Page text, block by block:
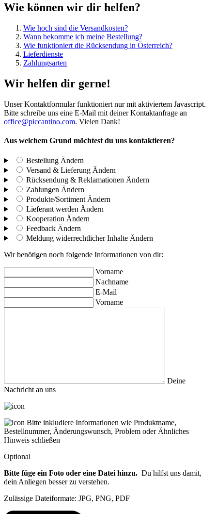
Wie können wir dir helfen?
Wie hoch sind die Versandkosten?
Wann bekomme ich meine Bestellung?
Wie funktioniert die Rücksendung in Österreich?
Lieferdienste
Zahlungsarten
Wir helfen dir gerne!
Unser Kontaktformular funktioniert nur mit aktiviertem Javascript.
Bitte schreibe uns eine E-Mail mit deiner Kontaktanfrage an
office@piccantino.com. Vielen Dank!
Aus welchem Grund möchtest du uns kontaktieren?
Bestellung Ändern
Versand & Lieferung Ändern
Rücksendung & Reklamationen Ändern
Zahlungen Ändern
Produkte/Sortiment Ändern
Lieferant werden Ändern
Kooperation Ändern
Feedback Ändern
Meldung widerrechtlicher Inhalte Ändern
Wir benötigen noch folgende Informationen von dir:
Vorname
Nachname
E-Mail
Vorname
Deine
Nachricht an uns
Bitte inkludiere Informationen wie Produktname,
Bestellnummer, Änderungswunsch, Problem oder Ähnliches
Hinweis schließen
Optional
Bitte füge ein Foto oder eine Datei hinzu. Du hilfst uns damit,
dein Anliegen besser zu verstehen.
Zulässige Dateiformate: JPG, PNG, PDF